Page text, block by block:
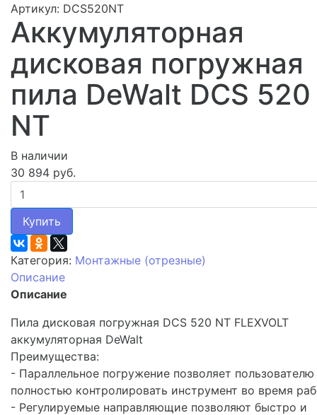
Артикул: DCS520NT
Аккумуляторная
дисковая погружная
пила DeWalt DCS 520
NT
В наличии
30 894 руб.
Купить
Категория: Монтажные (отрезные)
Описание
Описание
Пила дисковая погружная DCS 520 NT FLEXVOLT
аккумуляторная DeWalt
Преимущества:
- Параллельное погружение позволяет пользователю
полностью контролировать инструмент во время
- Регулируемые направляющие позволяют быстро и